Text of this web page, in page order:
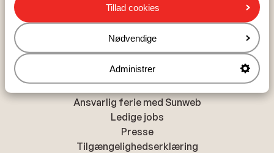
Tillad cookies
Nødvendige
Administrer
Chania
Hurghada
Om Sunweb
Om Sunweb
Ansvarlig ferie med Sunweb
Ledige jobs
Presse
Tilgængelighedserklæring